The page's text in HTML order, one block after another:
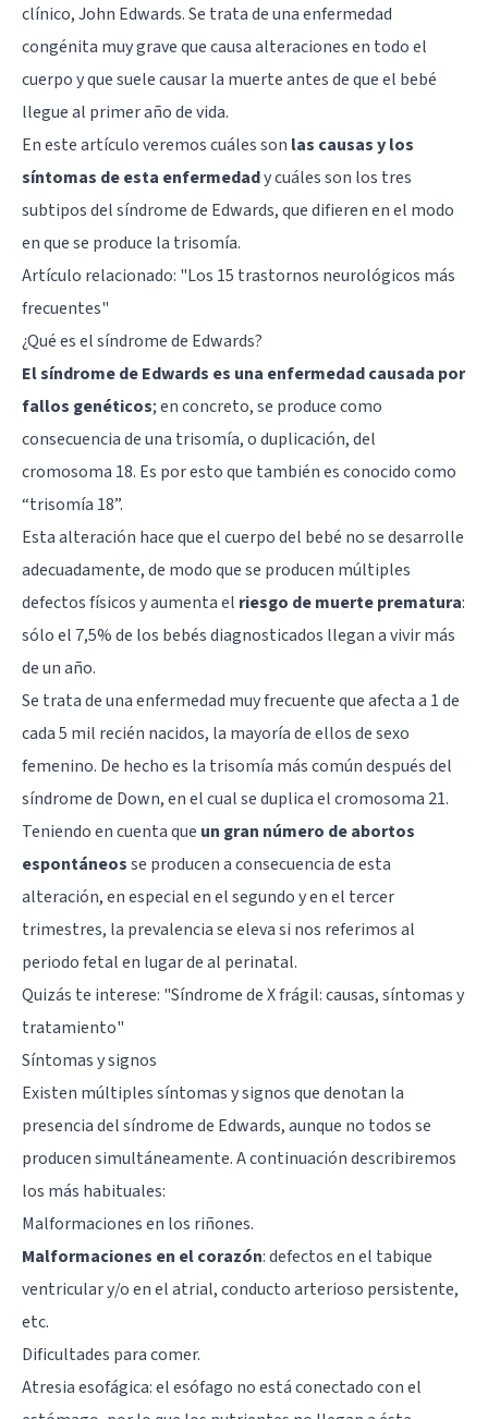
clínico, John Edwards. Se trata de una enfermedad
congénita muy grave que causa alteraciones en todo el
cuerpo y que suele causar la muerte antes de que el bebé
llegue al primer año de vida.
En este artículo veremos cuáles son las causas y los
síntomas de esta enfermedady cuáles son los tres
subtipos del síndrome de Edwards, que difieren en el modo
en que se produce la trisomía.
Artículo relacionado: "Los 15 trastornos neurológicos más
frecuentes"
¿Qué es el síndrome de Edwards?
El síndrome de Edwards es una enfermedad causada por
fallos genéticos; en concreto, se produce como
consecuencia de una trisomía, o duplicación, del
cromosoma 18. Es por esto que también es conocido como
“trisomía 18”.
Esta alteración hace que el cuerpo del bebé no se desarrolle
adecuadamente, de modo que se producen múltiples
defectos físicos y aumenta el riesgo de muerte prematura:
sólo el 7,5% de los bebés diagnosticados llegan a vivir más
de un año.
Se trata de una enfermedad muy frecuente que afecta a 1 de
cada 5 mil recién nacidos, la mayoría de ellos de sexo
femenino. De hecho es la trisomía más común después del
síndrome de Down, en el cual se duplica el cromosoma 21.
Teniendo en cuenta que un gran número de abortos
espontáneosse producen a consecuencia de esta
alteración, en especial en el segundo y en el tercer
trimestres, la prevalencia se eleva si nos referimos al
periodo fetal en lugar de al perinatal.
Quizás te interese: "Síndrome de X frágil: causas, síntomas y
tratamiento"
Síntomas y signos
Existen múltiples síntomas y signos que denotan la
presencia del síndrome de Edwards, aunque no todos se
producen simultáneamente. A continuación describiremos
los más habituales:
Malformaciones en los riñones.
Malformaciones en el corazón: defectos en el tabique
ventricular y/o en el atrial, conducto arterioso persistente,
etc.
Dificultades para comer.
Atresia esofágica: el esófago no está conectado con el